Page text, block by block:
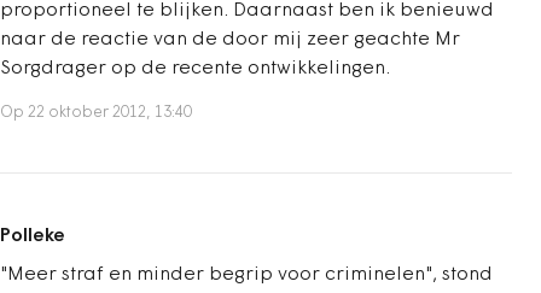
proportioneel te blijken. Daarnaast ben ik benieuwd
naar de reactie van de door mij zeer geachte Mr
Sorgdrager op de recente ontwikkelingen.
Op 22 oktober 2012, 13:40
Polleke
"Meer straf en minder begrip voor criminelen", stond